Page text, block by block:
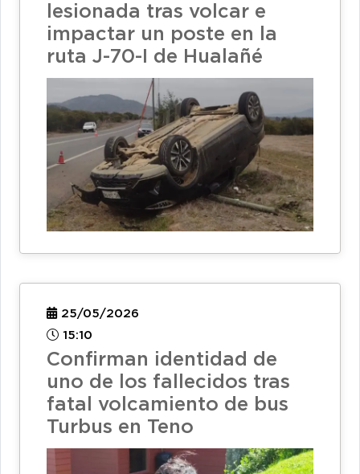
lesionada tras volcar e
impactar un poste en la
ruta J-70-I de Hualañé
25/05/2026
15:10
Confirman identidad de
uno de los fallecidos tras
fatal volcamiento de bus
Turbus en Teno